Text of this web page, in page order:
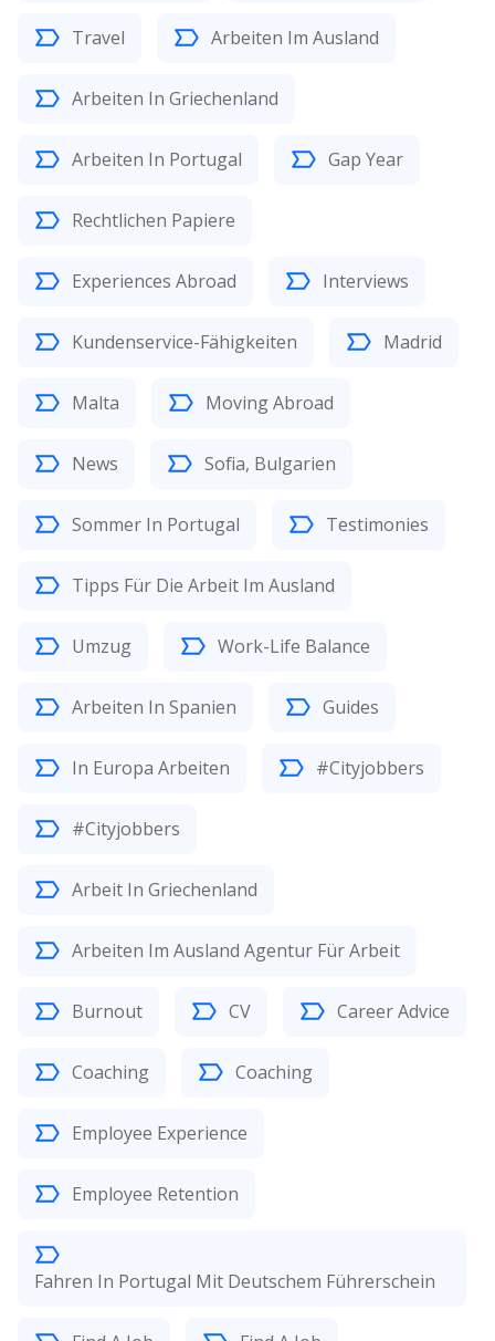
Travel Arbeiten Im Ausland
Arbeiten In Griechenland
Arbeiten In Portugal Gap Year
Rechtlichen Papiere
Experiences Abroad Interviews
Kundenservice-Fähigkeiten Madrid
Malta Moving Abroad
News Sofia, Bulgarien
Sommer In Portugal Testimonies
Tipps Für Die Arbeit Im Ausland
Umzug Work-Life Balance
Arbeiten In Spanien Guides
In Europa Arbeiten #Cityjobbers
#Cityjobbers
Arbeit In Griechenland
Arbeiten Im Ausland Agentur Für Arbeit
Burnout CV Career Advice
Coaching Coaching
Employee Experience
Employee Retention
Fahren In Portugal Mit Deutschem Führerschein